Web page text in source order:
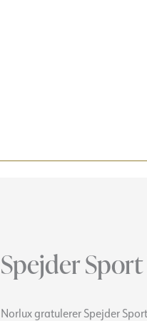
Spejder
Norlux gratulerer Spejder